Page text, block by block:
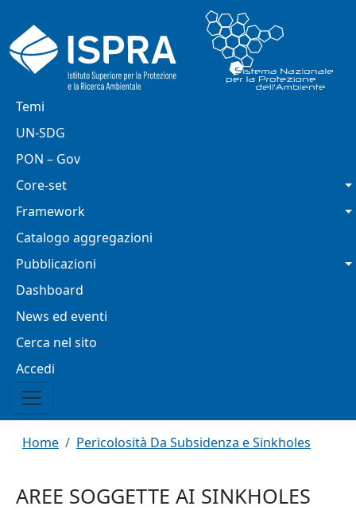
Navigazione principale
Temi
UN-SDG
PON – Gov
Core-set
Framework
Catalogo aggregazioni
Pubblicazioni
Dashboard
News ed eventi
Cerca nel sito
Menu profilo utente
Accedi
Briciole di pane
Home Pericolosità Da Subsidenza e Sinkholes
AREE SOGGETTE AI SINKHOLES